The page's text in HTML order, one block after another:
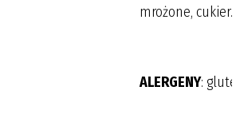
mrożone, cukier.
ALERGENY: